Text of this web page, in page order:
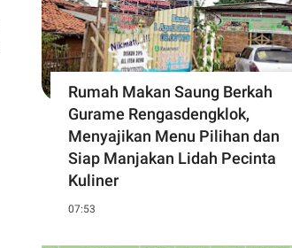
Rumah Makan Saung Berkah
Gurame Rengasdengklok,
Menyajikan Menu Pilihan dan
Siap Manjakan Lidah Pecinta
Kuliner
07:53